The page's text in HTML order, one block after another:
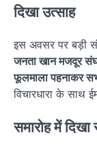
दिखा उत्साह
इस अवसर पर बड़ी
जनता खान मजदूर
फूलमाला पहनाकर
विचारधारा के साथ
समारोह में